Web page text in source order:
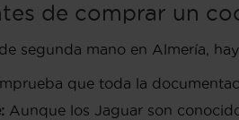
de comprar un
segunda mano en Almería,
que toda la
Aunque los Jaguar son